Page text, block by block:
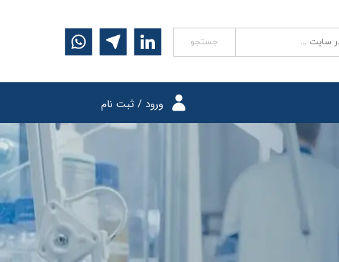
ورود / ثبت نام
حساب کاربری من
خروج از حساب کاربری
جستجو